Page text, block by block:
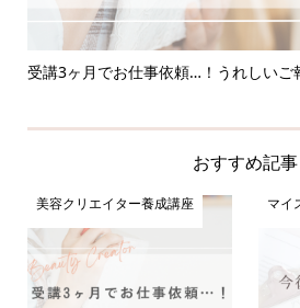
受講3ヶ月でお仕事依頼…！うれしい
おすすめ記事
美容クリエイター養成講座 マイ